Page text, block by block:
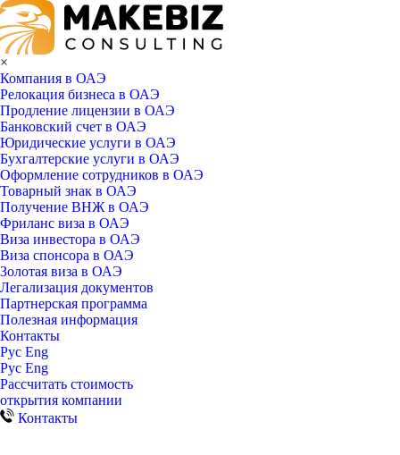
×
Компания в ОАЭ
Релокация бизнеса в ОАЭ
Продление лицензии в ОАЭ
Банковский счет в ОАЭ
Юридические услуги в ОАЭ
Бухгалтерские услуги в ОАЭ
Оформление сотрудников в ОАЭ
Товарный знак в ОАЭ
Получение ВНЖ в ОАЭ
Фриланс виза в ОАЭ
Виза инвестора в ОАЭ
Виза спонсора в ОАЭ
Золотая виза в ОАЭ
Легализация документов
Партнерская программа
Полезная информация
Контакты
Рус Eng
Рус Eng
Рассчитать стоимость
открытия компании
Контакты